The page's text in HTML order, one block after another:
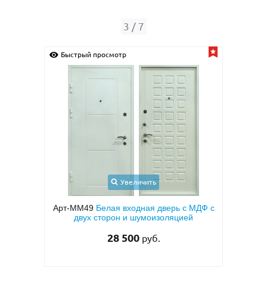
4 / 7
Быстрый просмотр
Увеличить
Арт-ММ1570Входная дверь с
металлофиленкой, бугельной ручкой и
RAL 7021